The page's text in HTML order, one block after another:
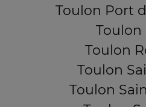
Toulon Port
Toulon
Toulon
Toulon
Toulon